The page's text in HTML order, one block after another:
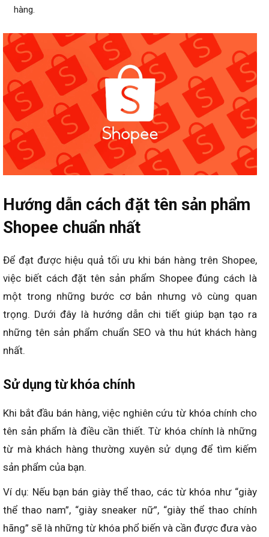
hàng.
Hướng dẫn cách đặt tên sản phẩm
Shopee chuẩn nhất
Để đạt được hiệu quả tối ưu khi bán hàng trên Shopee,
việc biết cách đặt tên sản phẩm Shopee đúng cách là
một trong những bước cơ bản nhưng vô cùng quan
trọng. Dưới đây là hướng dẫn chi tiết giúp bạn tạo ra
những tên sản phẩm chuẩn SEO và thu hút khách hàng
nhất.
Sử dụng từ khóa chính
Khi bắt đầu bán hàng, việc nghiên cứu từ khóa chính cho
tên sản phẩm là điều cần thiết. Từ khóa chính là những
từ mà khách hàng thường xuyên sử dụng để tìm kiếm
sản phẩm của bạn.
Ví dụ: Nếu bạn bán giày thể thao, các từ khóa như “giày
thể thao nam”, “giày sneaker nữ”, “giày thể thao chính
hãng” sẽ là những từ khóa phổ biến và cần được đưa vào